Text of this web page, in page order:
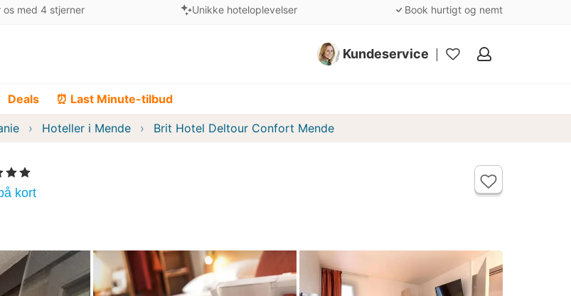
med 4 stjerner Unikke hoteloplevelser Book hurtigt og nemt
Kundeservice
Mine
Deals ⏰ Last Minute-tilbud
Hoteller i Mende Brit Hotel Deltour Confort Mende
Stjerner
kort